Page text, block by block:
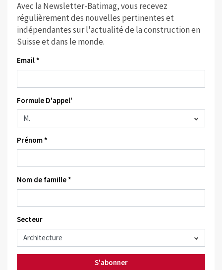
Avec la Newsletter-Batimag, vous recevez
régulièrement des nouvelles pertinentes et
indépendantes sur l'actualité de la construction en
Suisse et dans le monde.
Email *
Formule D'appel'
Prénom *
Nom de famille *
Secteur
S'abonner